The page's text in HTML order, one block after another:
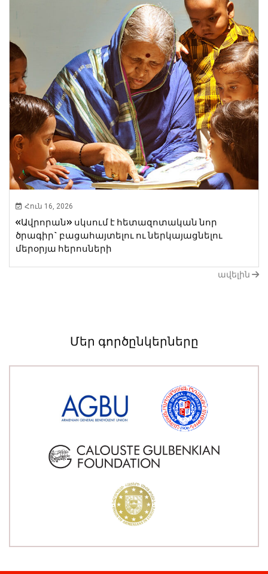
Հուն 16, 2026
«Ավրորան» սկսում է հետազոտական նոր ​​
ծրագիր` բացահայտելու ու ներկայացնելու
մերօրյա հերոսների
ավելին
Մեր գործընկերները